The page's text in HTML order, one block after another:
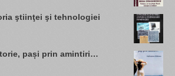
ştiinţei şi tehnologiei
pași prin amintiri…